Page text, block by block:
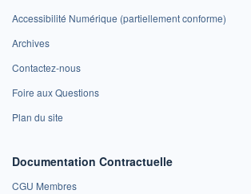
Accessibilité Numérique (partiellement conforme)
Archives
Contactez-nous
Foire aux Questions
Plan du site
Documentation Contractuelle
CGU Membres